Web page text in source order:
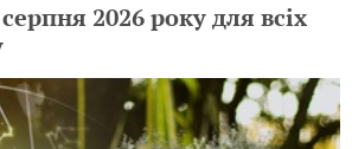
2026 року для всіх